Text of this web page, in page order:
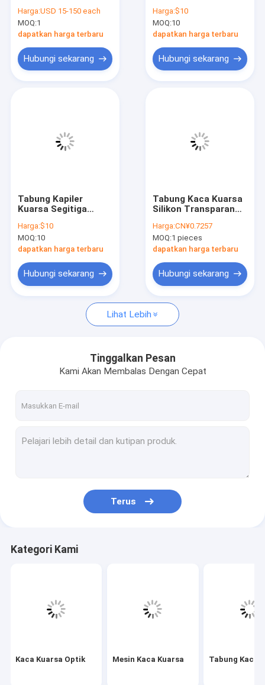
Video
Kontrol Kualitas
Hubungi Kami
Kaca Kuarsa Optik
Tabung Kaca Borosilikat
Suku Cadang Laser
Aparat Kuarsa
Bagian Kaca Kustom
Tidak Beraturan
Harga:USD 15-150 each
MOQ:1
dapatkan harga terbaru
Hubungi sekarang
Wafer Boat
Harga:$10
MOQ:10
dapatkan harga terbaru
Hubungi sekarang
Tabung Kapiler
Kuarsa Segitiga
Harga:$10
MOQ:10
dapatkan harga terbaru
Hubungi sekarang
Tabung Kaca Kuarsa
Silikon Transparan
Suhu Tinggi Dalam
Ukuran Khusus
Harga:CN¥0.7257
MOQ:1 pieces
dapatkan harga terbaru
Hubungi sekarang
Lihat Lebih
Tinggalkan Pesan
Kami Akan Membalas Dengan Cepat
Terus
Kategori Kami
Kaca Kuarsa Optik Mesin Kaca Kuarsa Tabung Kaca